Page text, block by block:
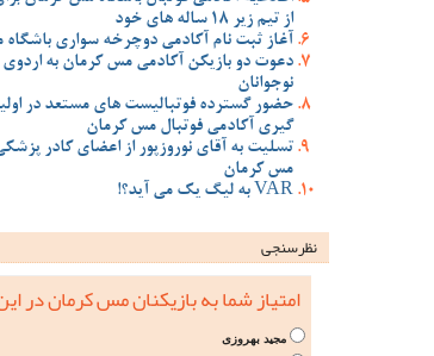
از تیم زیر 18 ساله های خود
آغاز ثبت نام آکادمی دوچرخه سواری
دعوت دو بازیکن آکادمی مس کرمان به اردوی
نوجوانان
حضور گسترده فوتبالیست های مستعد در
گیری آکادمی فوتبال مس کرمان
تسلیت به آقای نوروزپور از اعضای کادر
مس کرمان
VAR به لیگ یک می آید؟!
نظرسنجی
امتیاز شما به بازیکنان مس کرمان در
مجید بهروزی